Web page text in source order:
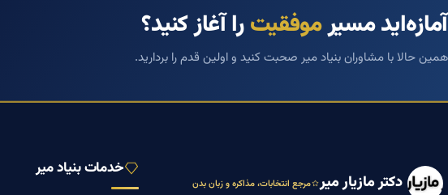
آمازه‌اید مسیرموفقیترا آغاز کنید؟
همین حالا با مشاوران بنیاد میر صحبت کنید و اولین قدم را بردارید.
دکتر مازیار میر مرجع انتخابات، مذاکره و زبان بدن
خدمات بنیاد میر